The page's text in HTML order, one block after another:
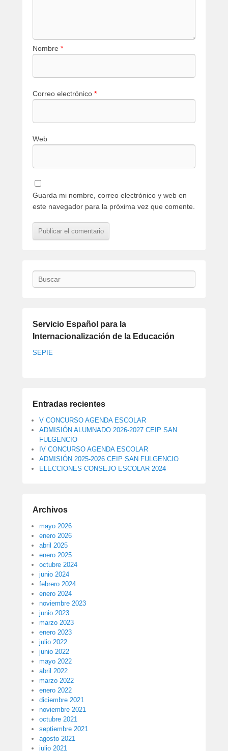
Nombre *
Correo electrónico *
Web
Guarda mi nombre, correo electrónico y web en
este navegador para la próxima vez que comente.
Buscar
Servicio Español para la
Internacionalización de la Educación
SEPIE
Entradas recientes
V CONCURSO AGENDA ESCOLAR
ADMISIÓN ALUMNADO 2026-2027 CEIP SAN
FULGENCIO
IV CONCURSO AGENDA ESCOLAR
ADMISIÓN 2025-2026 CEIP SAN FULGENCIO
ELECCIONES CONSEJO ESCOLAR 2024
Archivos
mayo 2026
enero 2026
abril 2025
enero 2025
octubre 2024
junio 2024
febrero 2024
enero 2024
noviembre 2023
junio 2023
marzo 2023
enero 2023
julio 2022
junio 2022
mayo 2022
abril 2022
marzo 2022
enero 2022
diciembre 2021
noviembre 2021
octubre 2021
septiembre 2021
agosto 2021
julio 2021